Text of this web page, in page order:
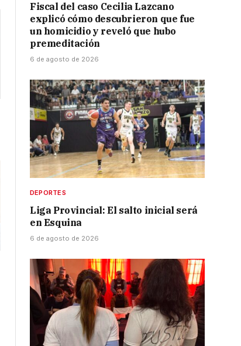
Fiscal del caso Cecilia Lazcano
explicó cómo descubrieron que fue
un homicidio y reveló que hubo
premeditación
6 de agosto de 2026
DEPORTES
Liga Provincial: El salto inicial será
en Esquina
6 de agosto de 2026